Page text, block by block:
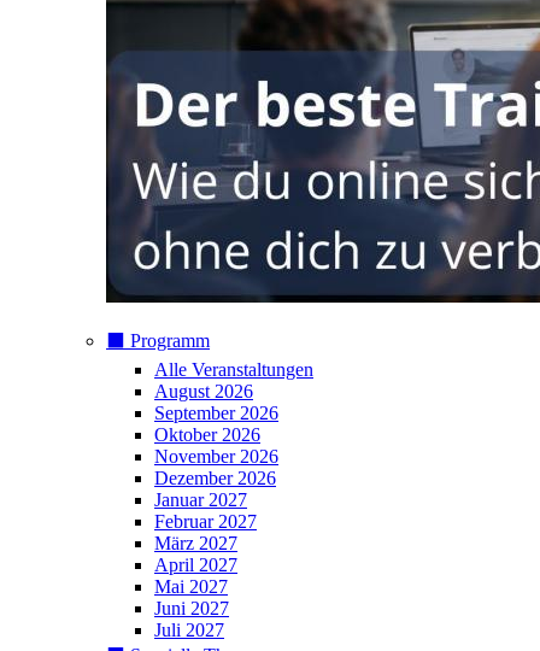
⬛️ Programm
Alle Veranstaltungen
August 2026
September 2026
Oktober 2026
November 2026
Dezember 2026
Januar 2027
Februar 2027
März 2027
April 2027
Mai 2027
Juni 2027
Juli 2027